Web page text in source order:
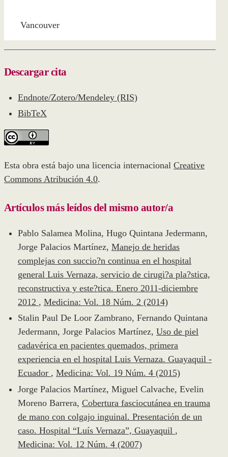
Vancouver
Descargar cita
Endnote/Zotero/Mendeley (RIS)
BibTeX
Esta obra está bajo una licencia internacional Creative
Commons Atribución 4.0.
Artículos más leídos del mismo autor/a
Pablo Salamea Molina, Hugo Quintana Jedermann,
Jorge Palacios Martínez, Manejo de heridas
complejas con succio?n continua en el hospital
general Luis Vernaza, servicio de cirugi?a pla?stica,
reconstructiva y este?tica. Enero 2011-diciembre
2012 , Medicina: Vol. 18 Núm. 2 (2014)
Stalin Paul De Loor Zambrano, Fernando Quintana
Jedermann, Jorge Palacios Martínez, Uso de piel
cadavérica en pacientes quemados, primera
experiencia en el hospital Luis Vernaza. Guayaquil -
Ecuador , Medicina: Vol. 19 Núm. 4 (2015)
Jorge Palacios Martínez, Miguel Calvache, Evelin
Moreno Barrera, Cobertura fasciocutánea en trauma
de mano con colgajo inguinal. Presentación de un
caso. Hospital “Luís Vernaza”, Guayaquil ,
Medicina: Vol. 12 Núm. 4 (2007)